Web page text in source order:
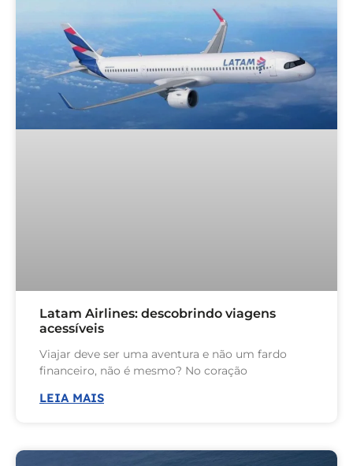
Latam Airlines: descobrindo viagens
acessíveis
Viajar deve ser uma aventura e não um fardo
financeiro, não é mesmo? No coração
LEIA MAIS